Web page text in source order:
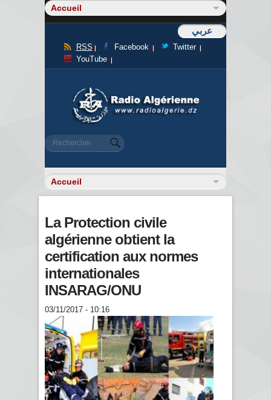
عربي
RSS Facebook
Twitter
YouTube
Formulaire de recherche
Rechercher
La Protection civile
algérienne obtient la
certification aux normes
internationales
INSARAG/ONU
03/11/2017 - 10:16